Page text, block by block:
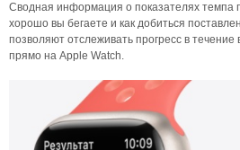
Сводная информация о показателях темпа
хорошо вы бегаете и как добиться
позволяют отслеживать прогресс в течение
прямо на Apple Watch.